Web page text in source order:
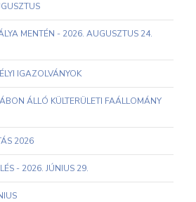
MENTÉN - 2026. AUGUSZTUS 24.
IGAZOLVÁNYOK
ÁLLÓ KÜLTERÜLETI FAÁLLOMÁNY
2026
- 2026. JÚNIUS 29.